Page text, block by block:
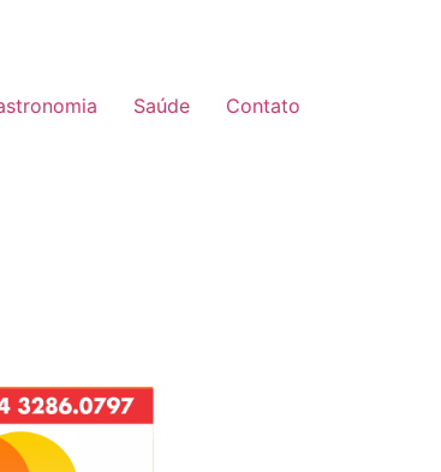
Saúde Contato